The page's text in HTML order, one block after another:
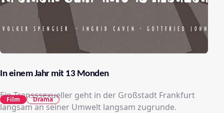
In einem Jahr mit 13 Monden
Ein Transssexueller geht in der Großstadt Frankfurt
langsam an seiner Umwelt langsam zugrunde.
Film Drama